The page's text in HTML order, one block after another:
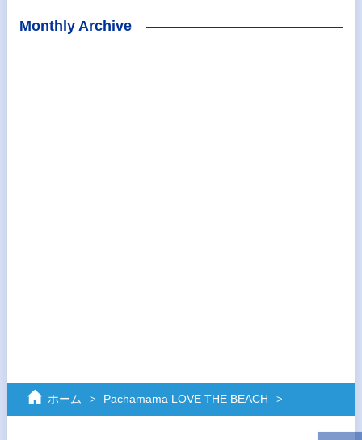
Monthly Archive
ホーム Pachamama LOVE THE BEACH